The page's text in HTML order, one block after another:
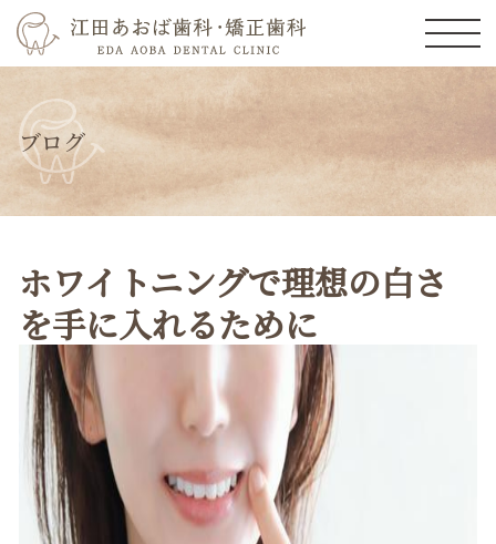
ブログ
ホワイトニングで理想の白さ
を手に入れるために